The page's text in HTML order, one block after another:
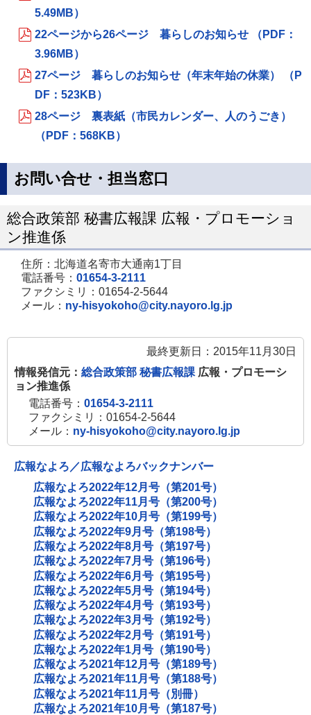
5.49MB）
22ページから26ページ 暮らしのお知らせ （PDF：
3.96MB）
27ページ 暮らしのお知らせ（年末年始の休業） （P
DF：523KB）
28ページ 裏表紙（市民カレンダー、人のうごき）
（PDF：568KB）
お問い合せ・担当窓口
総合政策部 秘書広報課 広報・プロモーショ
ン推進係
住所：北海道名寄市大通南1丁目
電話番号： 01654-3-2111
ファクシミリ：01654-2-5644
メール： ny-hisyokoho@city.nayoro.lg.jp
最終更新日：2015年11月30日
情報発信元： 総合政策部 秘書広報課 広報・プロモーシ
ョン推進係
電話番号： 01654-3-2111
ファクシミリ：01654-2-5644
メール： ny-hisyokoho@city.nayoro.lg.jp
広報なよろ／広報なよろバックナンバー
広報なよろ2022年12月号（第201号）
広報なよろ2022年11月号（第200号）
広報なよろ2022年10月号（第199号）
広報なよろ2022年9月号（第198号）
広報なよろ2022年8月号（第197号）
広報なよろ2022年7月号（第196号）
広報なよろ2022年6月号（第195号）
広報なよろ2022年5月号（第194号）
広報なよろ2022年4月号（第193号）
広報なよろ2022年3月号（第192号）
広報なよろ2022年2月号（第191号）
広報なよろ2022年1月号（第190号）
広報なよろ2021年12月号（第189号）
広報なよろ2021年11月号（第188号）
広報なよろ2021年11月号（別冊）
広報なよろ2021年10月号（第187号）